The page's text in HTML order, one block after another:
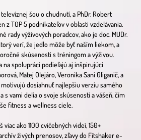
televíznej šou o chudnutí, a PhDr. Robert
z TOP 5 podnikateľov v oblasti vzdelávania.
rady výživových poradcov, ako je doc. MUDr.
verí, že jedlo môže byť naším liekom, a
skúsenosti s tréningom a výživou.
spolupráci podieľajú aj inšpirujúci
Matej Olejáro, Veronika Sani Gliganič, a
dosiahnuť najlepšiu verziu samého
s vami delia o svoje skúsenosti a vášeň, čím
fitness a wellness ciele.
ako 1100 cvičebných videí, 150+
živých prenosov, zľavy do Fitshaker e-